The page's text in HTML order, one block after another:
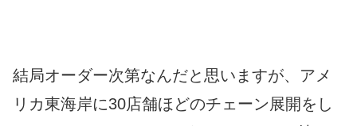
結局オーダー次第なんだと思いますが、アメ
リカ東海岸に30店舗ほどのチェーン展開をし